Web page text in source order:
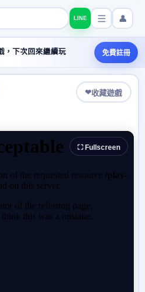
LINE 👤
，下次回來繼續玩 免費註冊
❤收藏遊戲
⛶ Fullscreen